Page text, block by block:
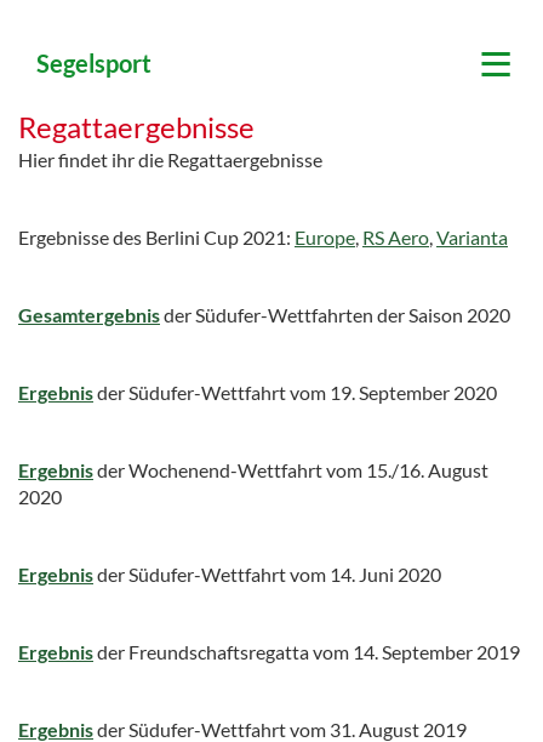
Segelsport ≡
Regattaergebnisse
Hier findet ihr die Regattaergebnisse
Ergebnisse des Berlini Cup 2021: Europe, RS Aero,Varianta
Gesamtergebnisder Südufer-Wettfahrten der Saison 2020
Ergebnisder Südufer-Wettfahrt vom 19. September 2020
Ergebnisder Wochenend-Wettfahrt vom 15./16. August
2020
Ergebnisder Südufer-Wettfahrt vom 14. Juni 2020
Ergebnisder Freundschaftsregatta vom 14. September 2019
Ergebnisder Südufer-Wettfahrt vom 31. August 2019